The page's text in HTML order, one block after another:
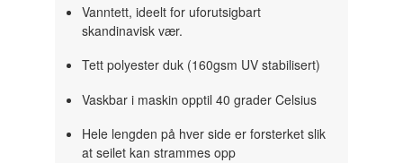
Vanntett, ideelt for uforutsigbart
skandinavisk vær.
Tett polyester duk (160gsm UV stabilisert)
Vaskbar i maskin opptil 40 grader Celsius
Hele lengden på hver side er forsterket slik
at seilet kan strammes opp